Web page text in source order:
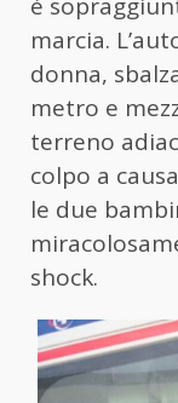
marcia.
donna,
metro e
terreno
colpo a
le due
shock.